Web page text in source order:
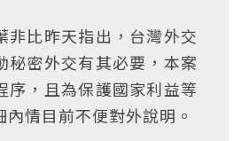
非比昨天指出，台灣外交
秘密外交有其必要，本案
序，且為保護國家利益等
情目前不便對外說明。